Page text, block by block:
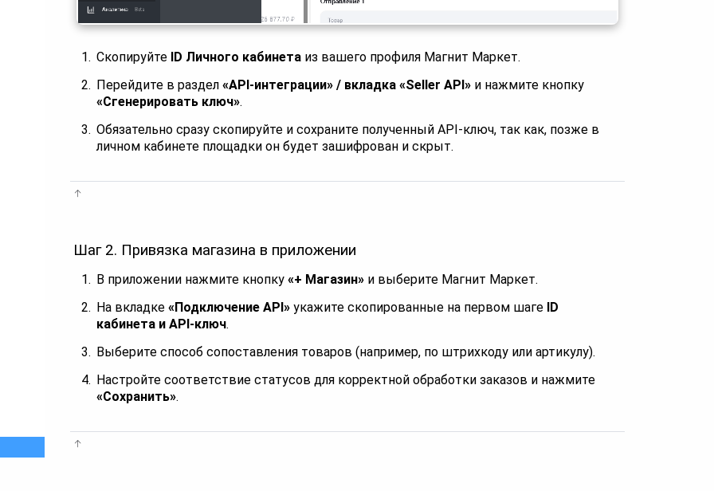
Скопируйте ID Личного кабинета из вашего профиля Магнит Маркет.
Перейдите в раздел «API-интеграции» / вкладка «Seller API» и нажмите кнопку
«Сгенерировать ключ».
Обязательно сразу скопируйте и сохраните полученный API-ключ, так как, позже в
личном кабинете площадки он будет зашифрован и скрыт.
Шаг 2. Привязка магазина в приложении
В приложении нажмите кнопку «+ Магазин» и выберите Магнит Маркет.
На вкладке «Подключение API» укажите скопированные на первом шаге ID
кабинета и API-ключ.
Выберите способ сопоставления товаров (например, по штрихкоду или артикулу).
Настройте соответствие статусов для корректной обработки заказов и нажмите
«Сохранить».